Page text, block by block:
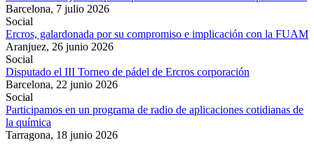
Barcelona, 7 julio 2026
Social
Ercros, galardonada por su compromiso e implicación con la FUAM
Aranjuez, 26 junio 2026
Social
Disputado el III Torneo de pádel de Ercros corporación
Barcelona, 22 junio 2026
Social
Participamos en un programa de radio de aplicaciones cotidianas de
la química
Tarragona, 18 junio 2026